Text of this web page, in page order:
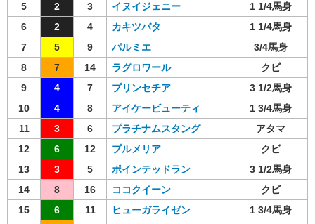
5
2 3 イヌイジェニー
1 1/4馬身
6
2 4 カキツバタ
1 1/4馬身
7
5 9 パルミエ
3/4馬身
8
7 14 ラグロワール
クビ
9
4 7 プリンセチア
3 1/2馬身
10
4 8 アイケービューティ
1 3/4馬身
11
3 6 プラチナムスタング
アタマ
12
6 12 プルメリア
クビ
13
3 5 ポインテッドラン
3 1/2馬身
14
8 16 ココクイーン
クビ
15
6 11 ヒューガライゼン
1 3/4馬身